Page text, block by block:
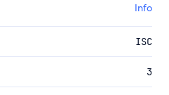
Info
ISC
3